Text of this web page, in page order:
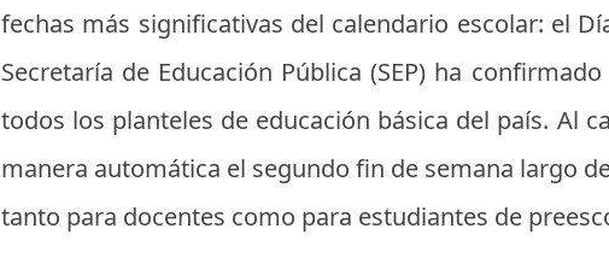
fechas más significativas del calendario escolar: el
Secretaría de Educación Pública (SEP) ha
todos los planteles de educación básica del país. Al
manera automática el segundo fin de semana largo
tanto para docentes como para estudiantes de